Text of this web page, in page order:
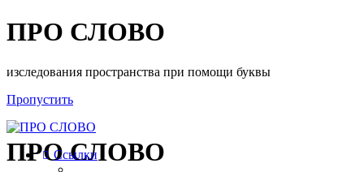
ПРО СЛОВО
изследования пространства при помощи буквы
Пропустить
ПРО СЛОВО
Ссылки